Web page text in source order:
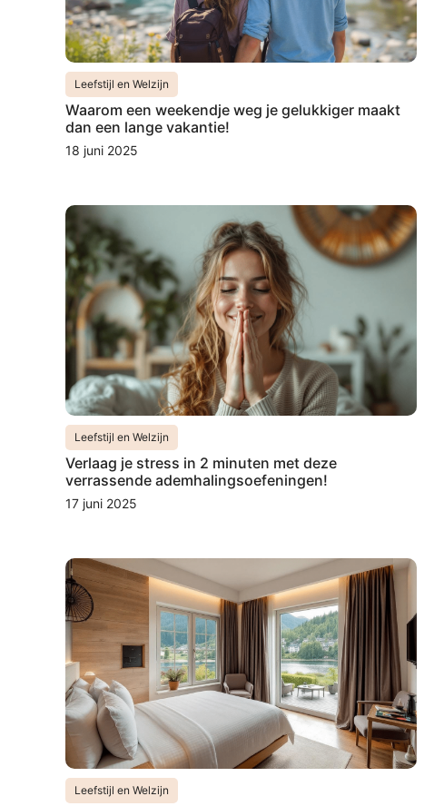
Leefstijl en Welzijn
Waarom een weekendje weg je gelukkiger maakt
dan een lange vakantie!
18 juni 2025
Leefstijl en Welzijn
Verlaag je stress in 2 minuten met deze
verrassende ademhalingsoefeningen!
17 juni 2025
Leefstijl en Welzijn